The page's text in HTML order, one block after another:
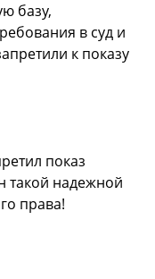
базу,
в суд и
к показу
показ
такой надежной
права!